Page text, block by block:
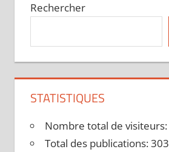
Rechercher
STATISTIQUES
Nombre total de visiteurs:
Total des publications:303